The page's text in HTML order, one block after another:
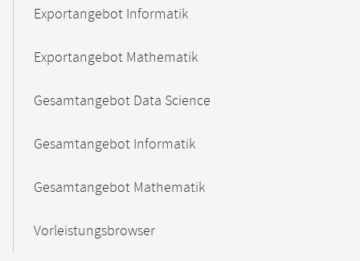
Exportangebot Informatik
Exportangebot Mathematik
Gesamtangebot Data Science
Gesamtangebot Informatik
Gesamtangebot Mathematik
Vorleistungsbrowser